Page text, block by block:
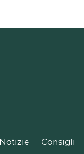
Notizie Consigli